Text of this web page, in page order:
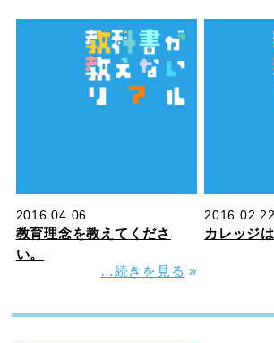
2016.04.06
教育理念を教えてくださ
い。
…続きを見る »
2016.02.22
カレッジ